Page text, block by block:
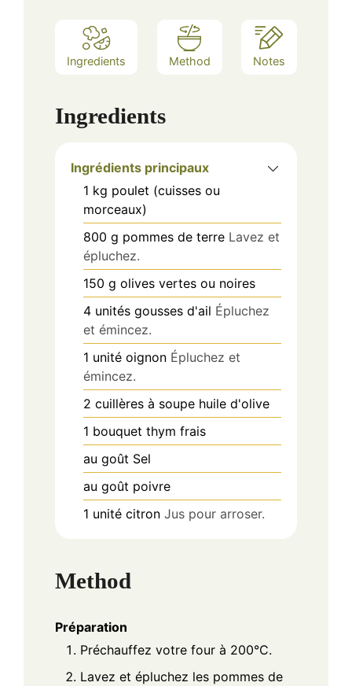
Ingredients Method Notes
Ingredients
Ingrédients principaux
1 kg poulet (cuisses ou
morceaux)
800 g pommes de terre Lavez et
épluchez.
150 g olives vertes ou noires
4 unités gousses d'ail Épluchez
et émincez.
1 unité oignon Épluchez et
émincez.
2 cuillères à soupe huile d'olive
1 bouquet thym frais
au goût Sel
au goût poivre
1 unité citron Jus pour arroser.
Method
Préparation
Préchauffez votre four à 200°C.
Lavez et épluchez les pommes de